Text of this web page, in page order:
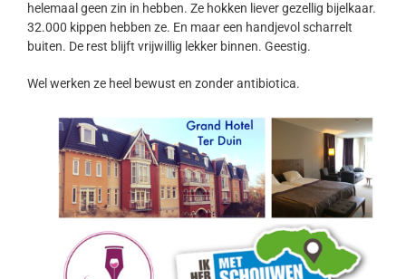
helemaal geen zin in hebben. Ze hokken liever gezellig bijelkaar.
32.000 kippen hebben ze. En maar een handjevol scharrelt
buiten. De rest blijft vrijwillig lekker binnen. Geestig.
Wel werken ze heel bewust en zonder antibiotica.